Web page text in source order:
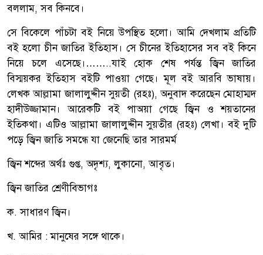
বললাম, সব কিনবে।
সে বিকেলে পাঁচটা বই নিয়ে উপস্থিত হলো। আমি দেখলাম প্রতিটি
বই হলো চীন জাতির ইতিহাস। সে চীনের ইতিহাসের সব বই কিনে
নিয়ে চলে এসেছে।……..যাই হোক শেষ পর্যন্ত জ্বিন জাতির
বিস্ময়কর ইতিহাস বইটি পাওয়া গেছে। মূল বই আরবি ভাষায়।
লেখক আল্লামা জালালুদ্দীন সুয়তী (রহঃ), অনুবাদ করেছেন মোহাম্মদ
হাদীউজ্জামান। আরেকটি বই পাঅয়া গেছে জ্বিন ও শয়তানের
ইতিকথা। এটিও আল্লামা জালালুদ্দীন সুয়তীর (রহঃ) লেখা। বই দুটি
পড়ে জ্বিন জাতি সমন্ধে যা জেনেছি তার সারমর্ম
জ্বিন শব্দের অর্থঃ গুপ্ত, অদৃশ্য, লুকানো, আবৃত।
জ্বিন জাতির শ্রেণীবিভাগঃ
ক. সাধারণ জ্বিন।
খ. আমির : মানুষের সঙ্গে থাকে।